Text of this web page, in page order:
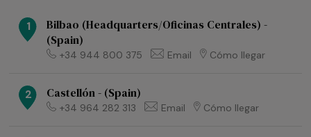
1
Bilbao (Headquarters/Oficinas Centrales) -
(Spain)
+34 944 800 375 Email Cómo llegar
2 Castellón - (Spain)
+34 964 282 313 Email Cómo llegar